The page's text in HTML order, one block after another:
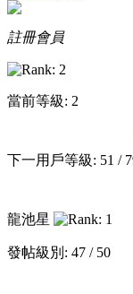
註冊會員
當前等級: 2
下一用戶等級: 51 /
龍池星
發帖級別: 47 / 50